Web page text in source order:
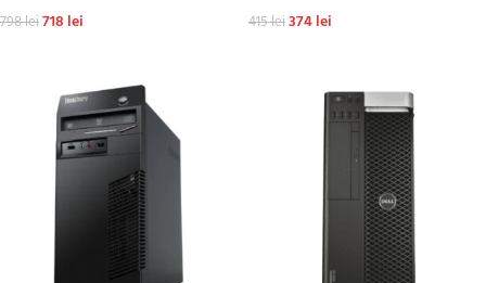
798lei718 lei 415lei374lei